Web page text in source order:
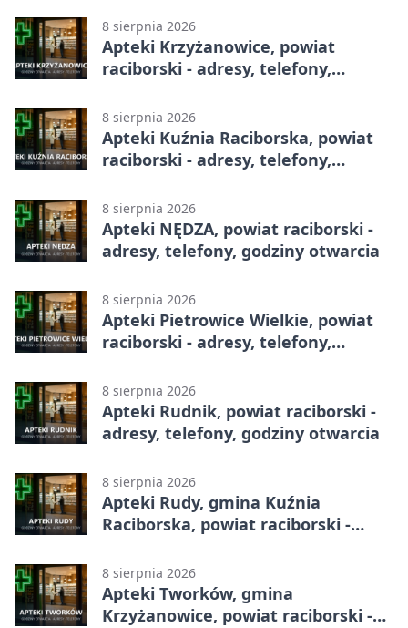
8 sierpnia 2026
Apteki Krzyżanowice, powiat
raciborski - adresy, telefony,
8 sierpnia 2026
Apteki Kuźnia Raciborska, powiat
raciborski - adresy, telefony,
8 sierpnia 2026
Apteki NĘDZA, powiat raciborski -
adresy, telefony, godziny otwarcia
8 sierpnia 2026
Apteki Pietrowice Wielkie, powiat
raciborski - adresy, telefony,
8 sierpnia 2026
Apteki Rudnik, powiat raciborski -
adresy, telefony, godziny otwarcia
8 sierpnia 2026
Apteki Rudy, gmina Kuźnia
Raciborska, powiat raciborski -
8 sierpnia 2026
Apteki Tworków, gmina
Krzyżanowice, powiat raciborski -